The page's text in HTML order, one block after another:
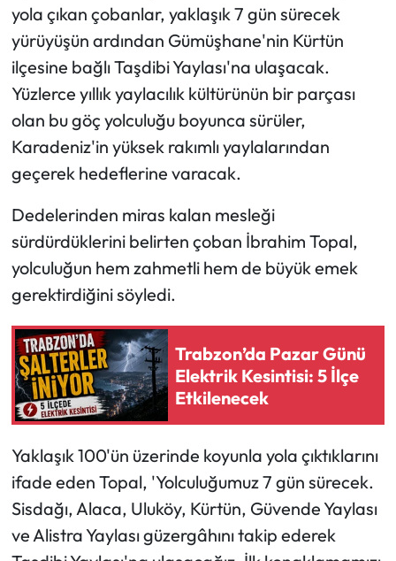
yola çıkan çobanlar, yaklaşık 7 gün sürecek
yürüyüşün ardından Gümüşhane'nin Kürtün
ilçesine bağlı Taşdibi Yaylası'na ulaşacak.
Yüzlerce yıllık yaylacılık kültürünün bir parçası
olan bu göç yolculuğu boyunca sürüler,
Karadeniz'in yüksek rakımlı yaylalarından
geçerek hedeflerine varacak.
Dedelerinden miras kalan mesleği
sürdürdüklerini belirten çoban İbrahim Topal,
yolculuğun hem zahmetli hem de büyük emek
gerektirdiğini söyledi.
Trabzon’da Pazar Günü
Elektrik Kesintisi: 5 İlçe
Etkilenecek
Yaklaşık 100'ün üzerinde koyunla yola çıktıklarını
ifade eden Topal, 'Yolculuğumuz 7 gün sürecek.
Sisdağı, Alaca, Uluköy, Kürtün, Güvende Yaylası
ve Alistra Yaylası güzergâhını takip ederek
Spor Yazıları
Mektup Galeri
Ekonomi
Sağlık
Teknoloji